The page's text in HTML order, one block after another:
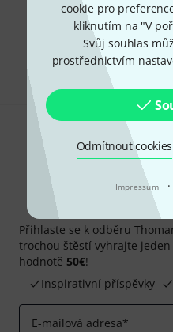
cookie pro
kliknutím na "V
Svůj souhlas
prostřednictvím
Odmítnout cookies
Impressum ·
Líbí se
Sdílet
Přihlaste se k odběru
trochou štěstí vyhrajte jeden
hodnotě 50€!
Inspirativní příspěvky
E-mailová adresa*